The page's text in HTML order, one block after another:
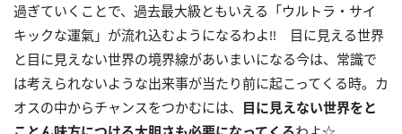
過ぎていくことで、過去最大級ともいえる「ウルトラ・サイ
キックな運氣」が流れ込むようになるわよ!! 目に見える世界
と目に見えない世界の境界線があいまいになる今は、常識で
は考えられないような出来事が当たり前に起こってくる時。カ
オスの中からチャンスをつかむには、 目に見えない世界をと